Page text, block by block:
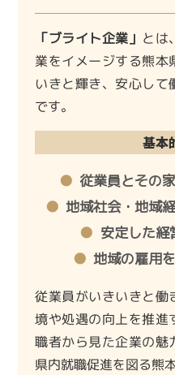
「ブライト企業」 とは
業をイメージする熊本
いきと輝き、安心して
です。
基本
従業員とその
地域社会・地域
安定した経
地域の雇用
従業員がいきいきと働
境や処遇の向上を推進
職者から見た企業の魅
県内就職促進を図る熊